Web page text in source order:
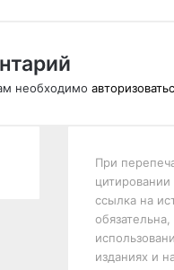
необходимо
При
цитировании
ссылка на
обязательна,
изданиях и